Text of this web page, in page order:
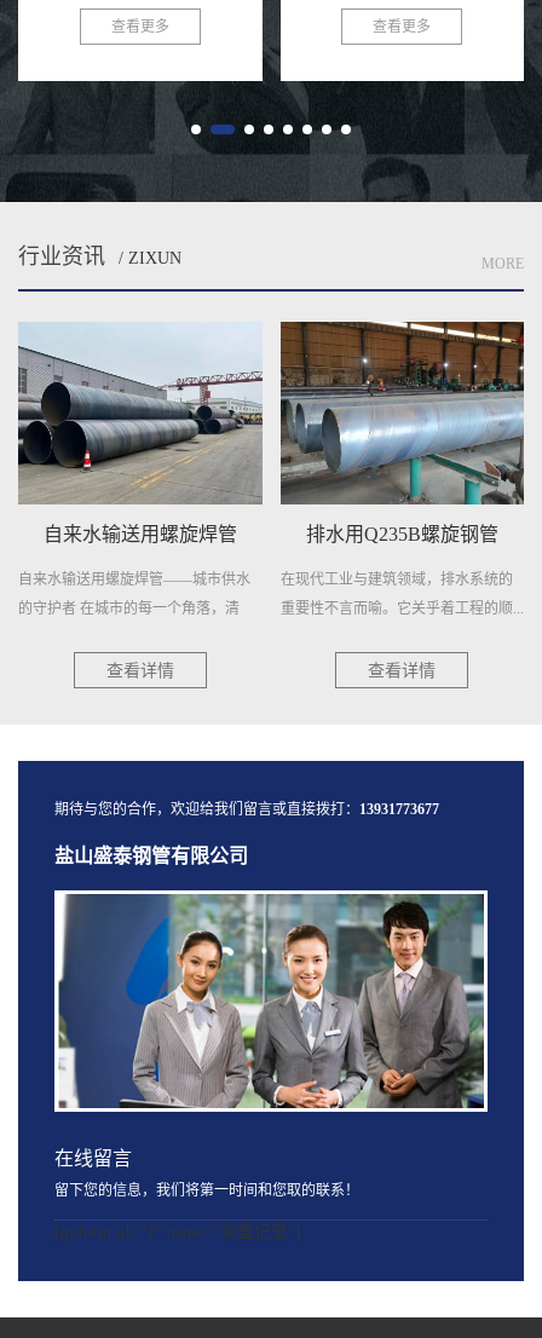
在各类给水工程中得到了广泛的应
用。这种钢管以其独特的螺旋结
性...
查看更多
而，很少有人注意到，正是那些深
埋在地下的防腐钢管，默默承担着
我...
查看更多
行业资讯 / ZIXUN MORE
自来水输送用螺旋焊管
自来水输送用螺旋焊管——城市供水
的守护者 在城市的每一个角落，清
查看详情
排水用Q235B螺旋钢管
在现代工业与建筑领域，排水系统的
重要性不言而喻。它关乎着工程的顺...
查看详情
期待与您的合作，欢迎给我们留言或直接拨打： 13931773677
盐山盛泰钢管有限公司
在线留言
留下您的信息，我们将第一时间和您取的联系！
[quform id="1" name="询盘记录"]